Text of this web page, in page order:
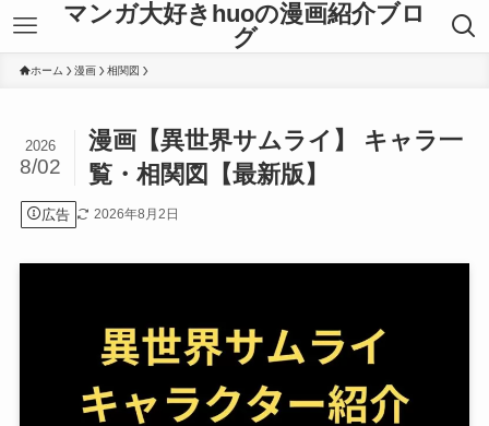
マンガ大好きhuoの漫画紹介ブロ
グ
ホーム 漫画 相関図
漫画【異世界サムライ】 キャラ一
覧・相関図【最新版】
2026
8/02
広告 2026年8月2日